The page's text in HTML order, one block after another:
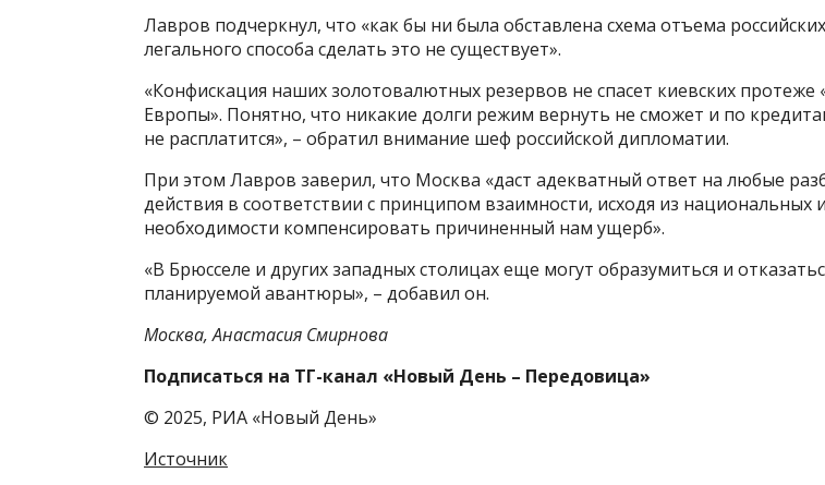
Лавров подчеркнул, что «как бы ни была обставлена схема отъема
легального способа сделать это не существует».
«Конфискация наших золотовалютных резервов не спасет киевских протеже
Европы». Понятно, что никакие долги режим вернуть не сможет и по
не расплатится», – обратил внимание шеф российской дипломатии.
При этом Лавров заверил, что Москва «даст адекватный ответ на любые
действия в соответствии с принципом взаимности, исходя из национальных
необходимости компенсировать причиненный нам ущерб».
«В Брюсселе и других западных столицах еще могут образумиться и
планируемой авантюры», – добавил он.
Москва, Анастасия Смирнова
Подписаться на ТГ-канал «Новый День – Передовица»
© 2025, РИА «Новый День»
Источник